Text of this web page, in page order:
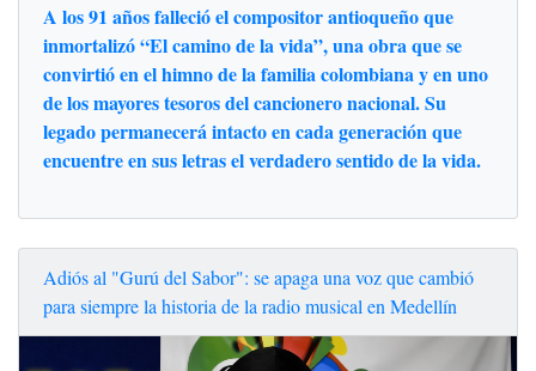
A los 91 años falleció el compositor antioqueño que
inmortalizó “El camino de la vida”, una obra que se
convirtió en el himno de la familia colombiana y en uno
de los mayores tesoros del cancionero nacional. Su
legado permanecerá intacto en cada generación que
encuentre en sus letras el verdadero sentido de la vida.
Adiós al "Gurú del Sabor": se apaga una voz que cambió
para siempre la historia de la radio musical en Medellín